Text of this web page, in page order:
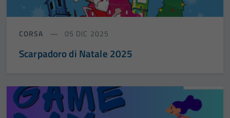
CORSA 05 DIC 2025
Scarpadoro di Natale 2025